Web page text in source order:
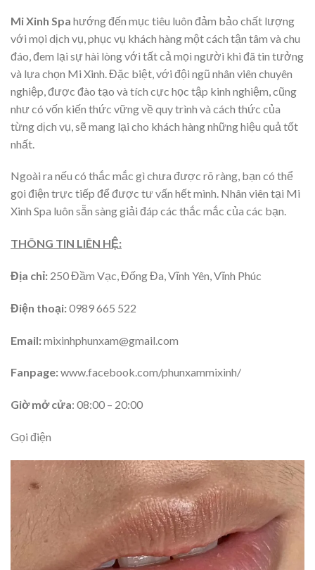
Mi Xinh Spa hướng đến mục tiêu luôn đảm bảo chất lượng
với mọi dịch vụ, phục vụ khách hàng một cách tận tâm và chu
đáo, đem lại sự hài lòng với tất cả mọi người khi đã tin tưởng
và lựa chọn Mi Xinh. Đặc biệt, với đội ngũ nhân viên chuyên
nghiệp, được đào tạo và tích cực học tập kinh nghiệm, cũng
như có vốn kiến thức vững về quy trình và cách thức của
từng dịch vụ, sẽ mang lại cho khách hàng những hiệu quả tốt
nhất.
Ngoài ra nếu có thắc mắc gì chưa được rõ ràng, bạn có thể
gọi điện trực tiếp để được tư vấn hết mình. Nhân viên tại Mi
Xinh Spa luôn sẵn sàng giải đáp các thắc mắc của các bạn.
THÔNG TIN LIÊN HỆ:
Địa chỉ: 250 Đầm Vạc, Đống Đa, Vĩnh Yên, Vĩnh Phúc
Điện thoại:0989 665 522
Email:mixinhphunxam@gmail.com
Fanpage:www.facebook.com/phunxammixinh/
Giờ mở cửa: 08:00 – 20:00
Gọi điện